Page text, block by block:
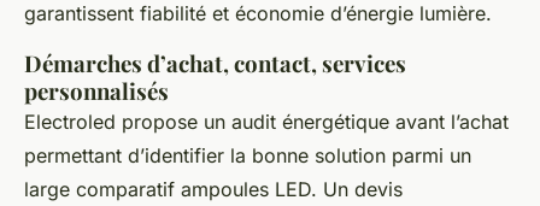
garantissent fiabilité et économie d’énergie lumière.
Démarches d’achat, contact, services
personnalisés
Electroled propose un audit énergétique avant l’achat
permettant d’identifier la bonne solution parmi un
large comparatif ampoules LED. Un devis